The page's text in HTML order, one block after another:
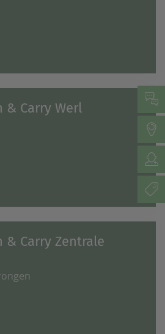
& Carry Werl
& Carry Zentrale